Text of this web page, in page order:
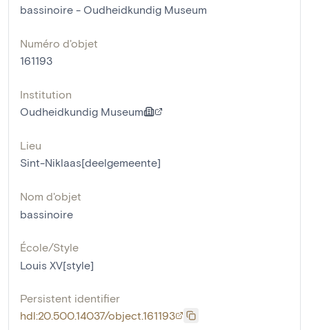
bassinoire - Oudheidkundig Museum
Numéro d'objet
161193
Institution
Oudheidkundig Museum
Lieu
Sint-Niklaas[deelgemeente]
Nom d'objet
bassinoire
École/Style
Louis XV[style]
Persistent identifier
hdl:20.500.14037/object.161193